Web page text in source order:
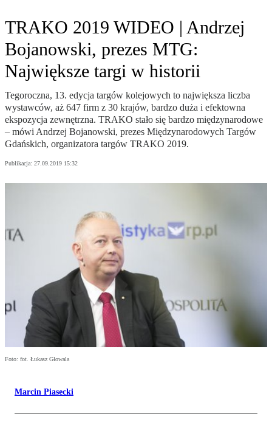
TRAKO 2019 WIDEO | Andrzej
Bojanowski, prezes MTG:
Największe targi w historii
Tegoroczna, 13. edycja targów kolejowych to największa liczba
wystawców, aż 647 firm z 30 krajów, bardzo duża i efektowna
ekspozycja zewnętrzna. TRAKO stało się bardzo międzynarodowe
– mówi Andrzej Bojanowski, prezes Międzynarodowych Targów
Gdańskich, organizatora targów TRAKO 2019.
Publikacja: 27.09.2019 15:32
Foto: fot. Łukasz Głowala
Marcin Piasecki